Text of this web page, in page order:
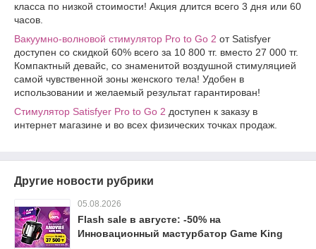
класса по низкой стоимости! Акция длится всего 3 дня или 60
часов.
Вакуумно-волновой стимулятор Pro to Go 2 от Satisfyer
доступен со скидкой 60% всего за 10 800 тг. вместо 27 000 тг.
Компактный девайс, со знаменитой воздушной стимуляцией
самой чувственной зоны женского тела! Удобен в
использовании и желаемый результат гарантирован!
Стимулятор Satisfyer Pro to Go 2 доступен к заказу в
интернет магазине и во всех физических точках продаж.
Другие новости рубрики
05.08.2026
Flash sale в августе: -50% на
Инновационный мастурбатор Game King